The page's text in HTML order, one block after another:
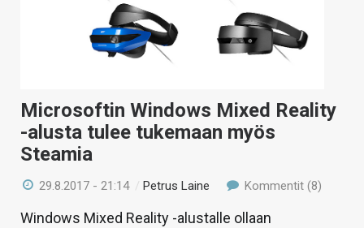
Microsoftin Windows Mixed Reality
-alusta tulee tukemaan myös
Steamia
29.8.2017 - 21:14 / Petrus Laine Kommentit (8)
Windows Mixed Reality -alustalle ollaan